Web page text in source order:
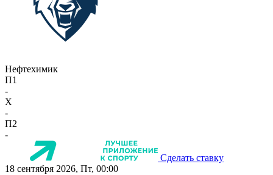
Нефтехимик
П1
-
X
-
П2
-
Сделать ставку
18 сентября 2026, Пт, 00:00